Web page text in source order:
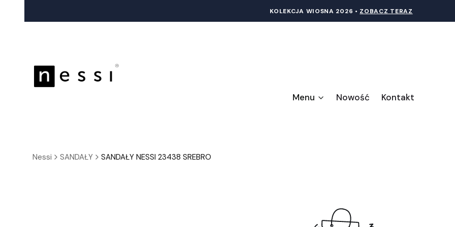
KOLEKCJA WIOSNA 2026 • ZOBACZ TERAZ
Menu Nowość Kontakt
Nessi SANDAŁY SANDAŁY NESSI 23438 SREBRO